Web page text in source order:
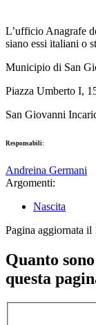
L’ufficio Anagrafe
siano essi italiani o
Municipio di San
Piazza Umberto I,
San Giovanni
Responsabili:
Andreina Germani
Argomenti:
Nascita
Pagina aggiornata il
Quanto
questa